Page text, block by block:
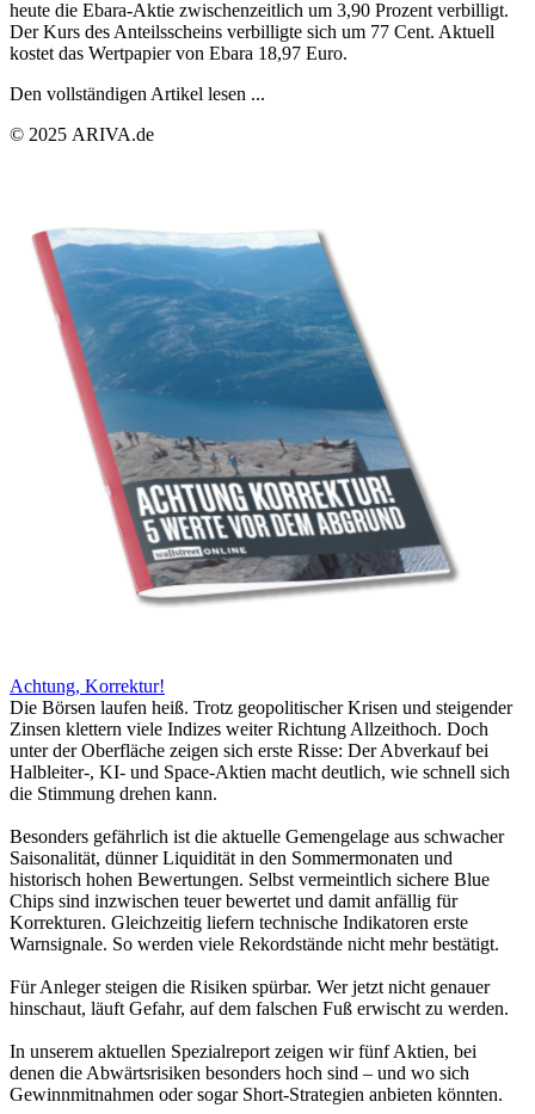
heute die Ebara-Aktie zwischenzeitlich um 3,90 Prozent verbilligt.
Der Kurs des Anteilsscheins verbilligte sich um 77 Cent. Aktuell
kostet das Wertpapier von Ebara 18,97 Euro.
Den vollständigen Artikel lesen ...
© 2025 ARIVA.de
Achtung, Korrektur!
Die Börsen laufen heiß. Trotz geopolitischer Krisen und steigender
Zinsen klettern viele Indizes weiter Richtung Allzeithoch. Doch
unter der Oberfläche zeigen sich erste Risse: Der Abverkauf bei
Halbleiter-, KI- und Space-Aktien macht deutlich, wie schnell sich
die Stimmung drehen kann.
Besonders gefährlich ist die aktuelle Gemengelage aus schwacher
Saisonalität, dünner Liquidität in den Sommermonaten und
historisch hohen Bewertungen. Selbst vermeintlich sichere Blue
Chips sind inzwischen teuer bewertet und damit anfällig für
Korrekturen. Gleichzeitig liefern technische Indikatoren erste
Warnsignale. So werden viele Rekordstände nicht mehr bestätigt.
Für Anleger steigen die Risiken spürbar. Wer jetzt nicht genauer
hinschaut, läuft Gefahr, auf dem falschen Fuß erwischt zu werden.
In unserem aktuellen Spezialreport zeigen wir fünf Aktien, bei
denen die Abwärtsrisiken besonders hoch sind – und wo sich
Gewinnmitnahmen oder sogar Short-Strategien anbieten könnten.